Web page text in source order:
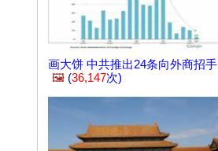
画大饼 中共推出24条向外商招手
🖼️ (36,147次)